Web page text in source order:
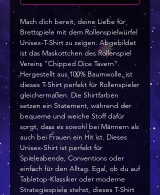
Mach dich bereit, deine Liebe für
Brettspiele mit dem Rollenspielwürfel
Unisex-T-Shirt zu zeigen. Abgebildet
ist das Maskottchen des Rollenspiel
Vereins "Chipped Dice Tavern".
Hergestellt aus 100% Baumwolle, ist
dieses T-Shirt perfekt für Rollenspieler
gleichermaßen. Die Shirtfarben
setzen ein Statement, während der
bequeme und weiche Stoff dafür
sorgt, dass es sowohl bei Männern als
auch bei Frauen ein Hit ist. Dieses
Unisex-Shirt ist perfekt für
Spieleabende, Conventions oder
einfach für den Alltag. Egal, ob du auf
Tabletop-Klassiker oder moderne
Strategiespiele stehst, dieses T-Shirt